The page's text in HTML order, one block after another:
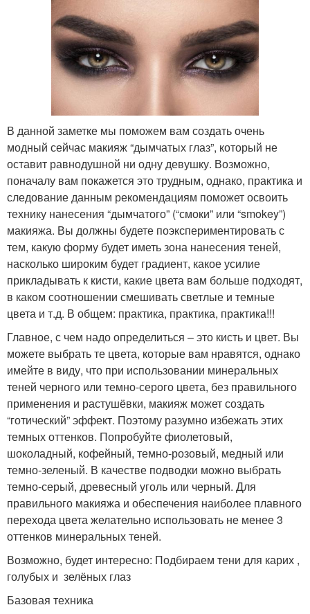
В данной заметке мы поможем вам создать очень
модный сейчас макияж “дымчатых глаз”, который не
оставит равнодушной ни одну девушку. Возможно,
поначалу вам покажется это трудным, однако, практика и
следование данным рекомендациям поможет освоить
технику нанесения “дымчатого” (“смоки” или “smokey”)
макияжа. Вы должны будете поэкспериментировать с
тем, какую форму будет иметь зона нанесения теней,
насколько широким будет градиент, какое усилие
прикладывать к кисти, какие цвета вам больше подходят,
в каком соотношении смешивать светлые и темные
цвета и т.д. В общем: практика, практика, практика!!!
Главное, с чем надо определиться – это кисть и цвет. Вы
можете выбрать те цвета, которые вам нравятся, однако
имейте в виду, что при использовании минеральных
теней черного или темно-серого цвета, без правильного
применения и растушёвки, макияж может создать
“готический” эффект. Поэтому разумно избежать этих
темных оттенков. Попробуйте фиолетовый,
шоколадный, кофейный, темно-розовый, медный или
темно-зеленый. В качестве подводки можно выбрать
темно-серый, древесный уголь или черный. Для
правильного макияжа и обеспечения наиболее плавного
перехода цвета желательно использовать не менее 3
оттенков минеральных теней.
Возможно, будет интересно: Подбираем тени для карих ,
голубых и зелёных глаз
Базовая техника